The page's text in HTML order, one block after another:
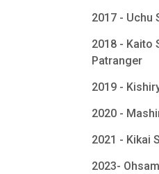
2017 - Uchu
2018 - Kaito
Patranger
2019 -
2020 -
2021 - Kikai
2023-